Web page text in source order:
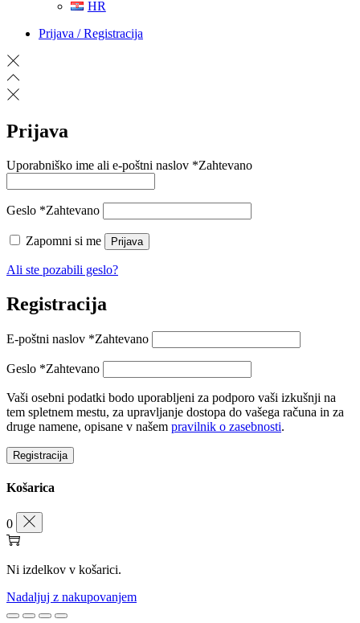
HR
Prijava / Registracija
Prijava
Uporabniško ime ali e-poštni naslov *Zahtevano
Geslo *Zahtevano
Zapomni si me Prijava
Ali ste pozabili geslo?
Registracija
E-poštni naslov *Zahtevano
Geslo *Zahtevano
Vaši osebni podatki bodo uporabljeni za podporo vaši izkušnji na
tem spletnem mestu, za upravljanje dostopa do vašega računa in za
druge namene, opisane v našem pravilnik o zasebnosti.
Registracija
Košarica
0
Ni izdelkov v košarici.
Nadaljuj z nakupovanjem